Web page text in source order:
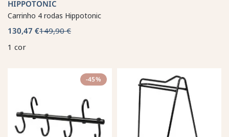
HIPPOTONIC
Carrinho 4 rodas Hippotonic
130,47 €149,90 €
1 cor
-45%